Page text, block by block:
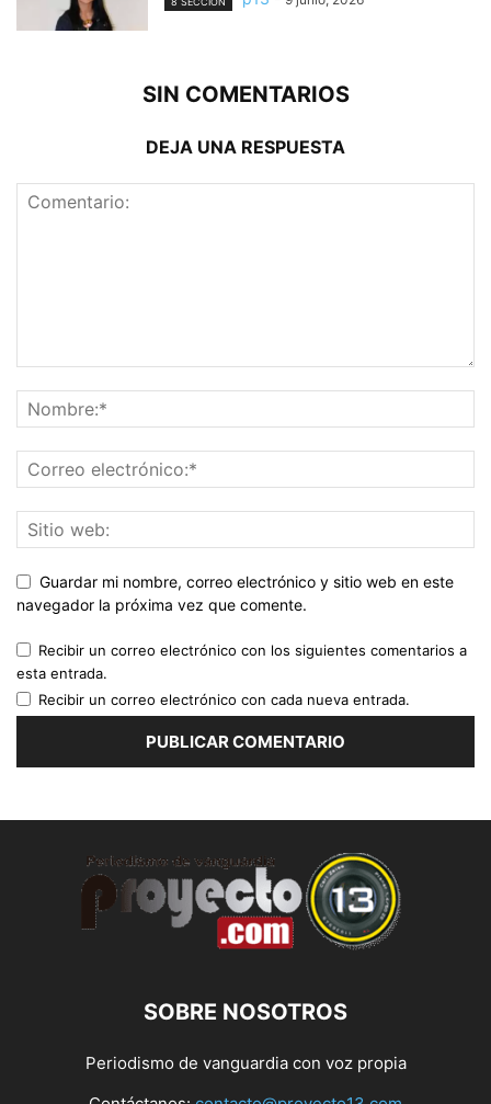
SIN COMENTARIOS
DEJA UNA RESPUESTA
Guardar mi nombre, correo electrónico y sitio web en este
navegador la próxima vez que comente.
Recibir un correo electrónico con los siguientes comentarios a
esta entrada.
Recibir un correo electrónico con cada nueva entrada.
SOBRE NOSOTROS
Periodismo de vanguardia con voz propia